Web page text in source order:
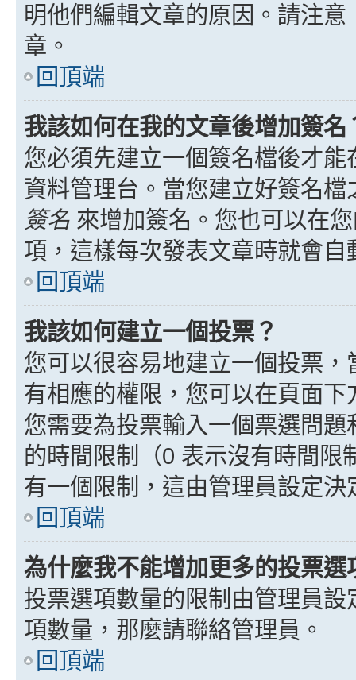
明他們編輯文章的原因。請注
章。
回頂端
我該如何在我的文章後增加簽名
您必須先建立一個簽名檔後才
資料管理台。當您建立好簽名
簽名 來增加簽名。您也可以在
項，這樣每次發表文章時就會自
回頂端
我該如何建立一個投票？
您可以很容易地建立一個投票
有相應的權限，您可以在頁面
您需要為投票輸入一個票選問
的時間限制（0 表示沒有時間限
有一個限制，這由管理員設定決
回頂端
為什麼我不能增加更多的投票選
投票選項數量的限制由管理員
項數量，那麼請聯絡管理員。
回頂端